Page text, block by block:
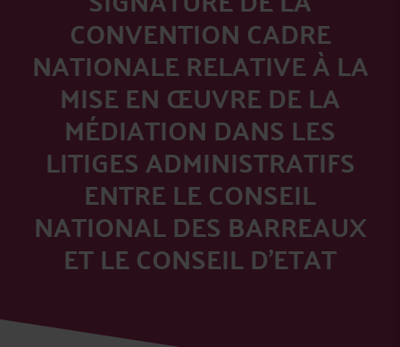
CONVENTION CADRE
NATIONALE RELATIVE À LA
MISE EN ŒUVRE DE LA
MÉDIATION DANS LES
LITIGES ADMINISTRATIFS
ENTRE LE CONSEIL
NATIONAL DES BARREAUX
ET LE CONSEIL D'ETAT